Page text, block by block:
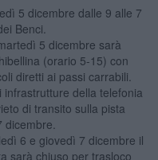
5 dicembre dalle 9 alle 7
Benci.
5 dicembre sarà
(orario 5-15) con
diretti ai passi carrabili.
infrastrutture della telefonia
di transito sulla pista
6 e giovedì 7 dicembre il
sarà chiuso per trasloco